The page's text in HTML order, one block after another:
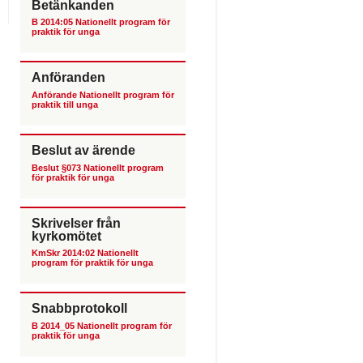
Betänkanden
B 2014:05 Nationellt program för
praktik för unga
Anföranden
Anförande Nationellt program för
praktik till unga
Beslut av ärende
Beslut §073 Nationellt program
för praktik för unga
Skrivelser från
kyrkomötet
KmSkr 2014:02 Nationellt
program för praktik för unga
Snabbprotokoll
B 2014_05 Nationellt program för
praktik för unga